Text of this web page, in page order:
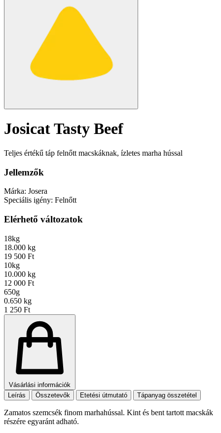
Josicat Tasty Beef
Teljes értékű táp felnőtt macskáknak, ízletes marha hússal
Jellemzők
Márka: Josera
Speciális igény: Felnőtt
Elérhető változatok
18kg
18.000 kg
19 500 Ft
10kg
10.000 kg
12 000 Ft
650g
0.650 kg
1 250 Ft
Vásárlási információk
Leírás
Összetevők Etetési útmutató Tápanyag összetétel
Zamatos szemcsék finom marhahússal. Kint és bent tartott macskák
részére egyaránt adható.